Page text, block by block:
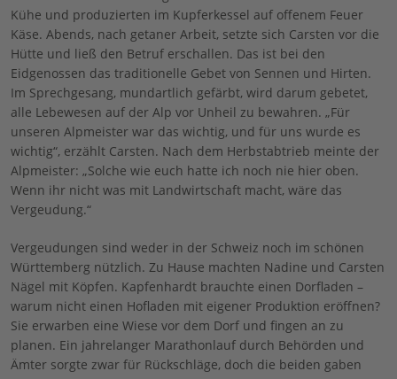
Kühe und produzierten im Kupferkessel auf offenem Feuer
Käse. Abends, nach getaner Arbeit, setzte sich Carsten vor die
Hütte und ließ den Betruf erschallen. Das ist bei den
Eidgenossen das traditionelle Gebet von Sennen und Hirten.
Im Sprechgesang, mundartlich gefärbt, wird darum gebetet,
alle Lebewesen auf der Alp vor Unheil zu bewahren. „Für
unseren Alpmeister war das wichtig, und für uns wurde es
wichtig“, erzählt Carsten. Nach dem Herbstabtrieb meinte der
Alpmeister: „Solche wie euch hatte ich noch nie hier oben.
Wenn ihr nicht was mit Landwirtschaft macht, wäre das
Vergeudung.“
Vergeudungen sind weder in der Schweiz noch im schönen
Württemberg nützlich. Zu Hause machten Nadine und Carsten
Nägel mit Köpfen. Kapfenhardt brauchte einen Dorfladen –
warum nicht einen Hofladen mit eigener Produktion eröffnen?
Sie erwarben eine Wiese vor dem Dorf und fingen an zu
planen. Ein jahrelanger Marathonlauf durch Behörden und
Ämter sorgte zwar für Rückschläge, doch die beiden gaben